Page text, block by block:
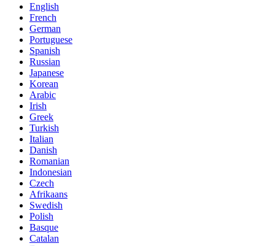
English
French
German
Portuguese
Spanish
Russian
Japanese
Korean
Arabic
Irish
Greek
Turkish
Italian
Danish
Romanian
Indonesian
Czech
Afrikaans
Swedish
Polish
Basque
Catalan